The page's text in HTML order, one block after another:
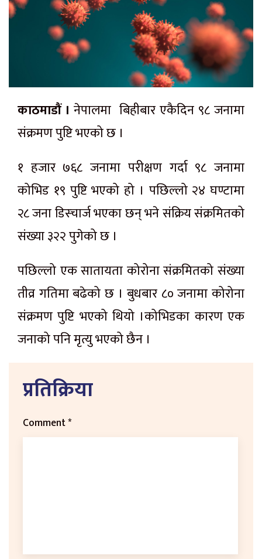
काठमाडौं । नेपालमा बिहीबार एकैदिन ९८ जनामा
संक्रमण पुष्टि भएको छ ।
१ हजार ७६८ जनामा परीक्षण गर्दा ९८ जनामा
कोभिड १९ पुष्टि भएको हो । पछिल्लो २४ घण्टामा
२८ जना डिस्चार्ज भएका छन् भने संक्रिय संक्रमितको
संख्या ३२२ पुगेको छ ।
पछिल्लो एक सातायता कोरोना संक्रमितको संख्या
तीव्र गतिमा बढेको छ । बुधबार ८० जनामा कोरोना
संक्रमण पुष्टि भएको थियो ।कोभिडका कारण एक
जनाको पनि मृत्यु भएको छैन ।
प्रतिक्रिया
Comment*